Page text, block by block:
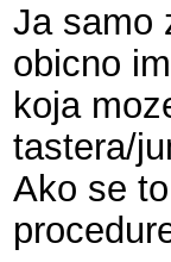
Ja samo
obicno
koja
tastera/
Ako se